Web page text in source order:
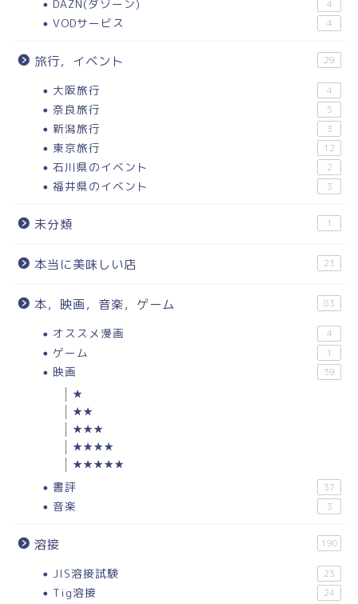
DAZN(ダゾーン) 4
VODサービス 4
旅行，イベント 29
大阪旅行 4
奈良旅行 5
新潟旅行 3
東京旅行 12
石川県のイベント 2
福井県のイベント 3
未分類 1
本当に美味しい店 23
本，映画，音楽，ゲーム 83
オススメ漫画 4
ゲーム 1
映画 39
★
★★
★★★
★★★★
★★★★★
書評 37
音楽 3
溶接 190
JIS溶接試験 23
Tig溶接 24